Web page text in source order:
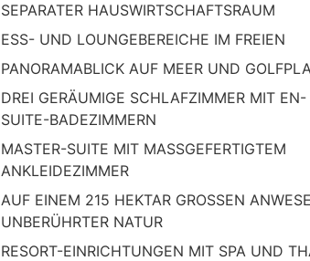
SEPARATER HAUSWIRTSCHAFTSRAUM
ESS- UND LOUNGEBEREICHE IM FREIEN
PANORAMABLICK AUF MEER UND
DREI GERÄUMIGE SCHLAFZIMMER MIT EN-
SUITE-BADEZIMMERN
MASTER-SUITE MIT MASSGEFERTIGTEM A
NKLEIDEZIMMER
AUF EINEM 215 HEKTAR GROSSEN
NBERÜHRTER NATUR
RESORT-EINRICHTUNGEN MIT SPA UND